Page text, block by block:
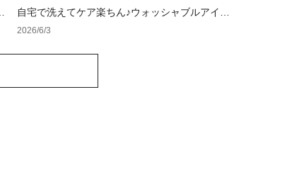
自宅で洗えてケア楽ちん♪ウォッシャブルアイテ
ム特集
2026/6/3